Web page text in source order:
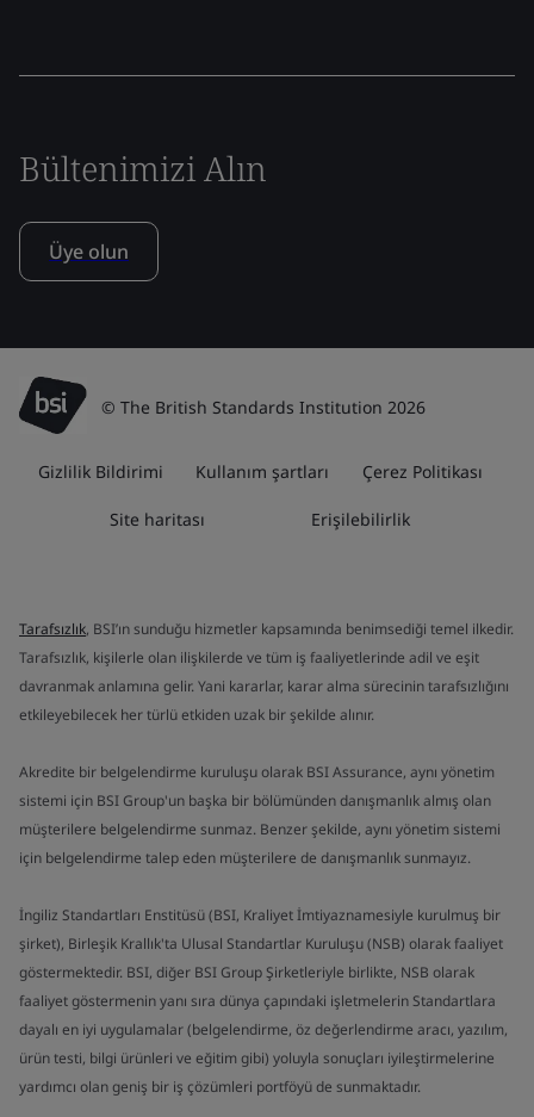
Bültenimizi Alın
Üye olun
© The British Standards Institution 2026
Gizlilik Bildirimi Kullanım şartları Çerez Politikası
Site haritası Erişilebilirlik
Tarafsızlık, BSI’ın sunduğu hizmetler kapsamında benimsediği temel ilkedir.
Tarafsızlık, kişilerle olan ilişkilerde ve tüm iş faaliyetlerinde adil ve eşit
davranmak anlamına gelir. Yani kararlar, karar alma sürecinin tarafsızlığını
etkileyebilecek her türlü etkiden uzak bir şekilde alınır.
Akredite bir belgelendirme kuruluşu olarak BSI Assurance, aynı yönetim
sistemi için BSI Group'un başka bir bölümünden danışmanlık almış olan
müşterilere belgelendirme sunmaz. Benzer şekilde, aynı yönetim sistemi
için belgelendirme talep eden müşterilere de danışmanlık sunmayız.
İngiliz Standartları Enstitüsü (BSI, Kraliyet İmtiyaznamesiyle kurulmuş bir
şirket), Birleşik Krallık'ta Ulusal Standartlar Kuruluşu (NSB) olarak faaliyet
göstermektedir. BSI, diğer BSI Group Şirketleriyle birlikte, NSB olarak
faaliyet göstermenin yanı sıra dünya çapındaki işletmelerin Standartlara
dayalı en iyi uygulamalar (belgelendirme, öz değerlendirme aracı, yazılım,
ürün testi, bilgi ürünleri ve eğitim gibi) yoluyla sonuçları iyileştirmelerine
yardımcı olan geniş bir iş çözümleri portföyü de sunmaktadır.